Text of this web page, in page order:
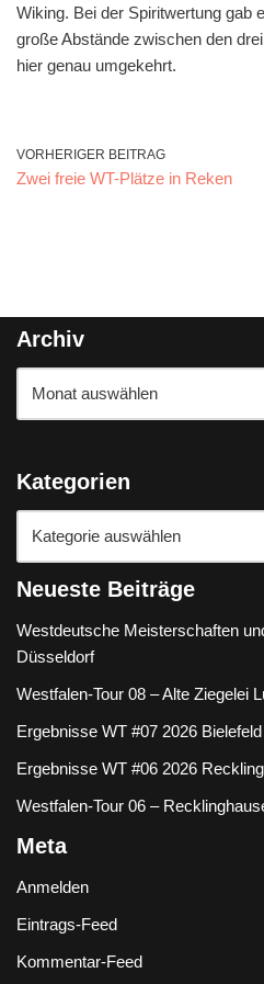
Wiking. Bei der Spiritwertung gab
große Abstände zwischen den
hier genau umgekehrt.
VORHERIGER BEITRAG
Zwei freie WT-Plätze in Reken
Archiv
Kategorien
Neueste Beiträge
Westdeutsche Meisterschaften
Düsseldorf
Westfalen-Tour 08 – Alte Ziegelei
Ergebnisse WT #07 2026 Bielefeld
Ergebnisse WT #06 2026
Westfalen-Tour 06 –
Meta
Anmelden
Eintrags-Feed
Kommentar-Feed